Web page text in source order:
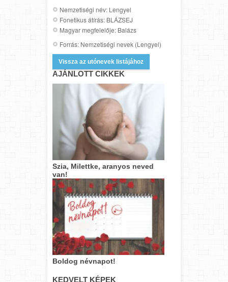
Nemzetiségi név: Lengyel
Fonetikus átírás: BLÁZSEJ
Magyar megfelelője: Balázs
Forrás: Nemzetiségi nevek (Lengyel)
Vissza az utónevek listájához
AJÁNLOTT CIKKEK
Szia, Milettke, aranyos neved
van!
Boldog névnapot!
KEDVELT KÉPEK